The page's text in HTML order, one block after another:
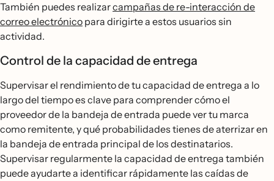
También puedes realizarcampañas de re-interacción de
correo electrónico para dirigirte a estos usuarios sin
actividad.
Control de la capacidad de entrega
Supervisar el rendimiento de tu capacidad de entrega a lo
largo del tiempo es clave para comprender cómo el
proveedor de la bandeja de entrada puede ver tu marca
como remitente, y qué probabilidades tienes de aterrizar en
la bandeja de entrada principal de los destinatarios.
Supervisar regularmente la capacidad de entrega también
puede ayudarte a identificar rápidamente las caídas de